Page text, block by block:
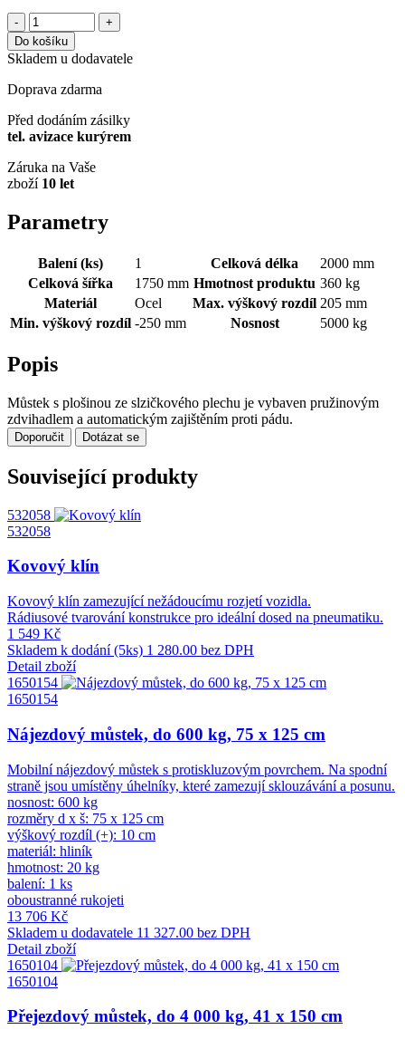
-
+
Do košíku
Skladem u dodavatele
Doprava zdarma
Před dodáním zásilky
tel. avizace kurýrem
Záruka na Vaše
zboží 10 let
Parametry
Balení (ks) 1 Celková délka
2000 mm
Celková šířka
1750 mm Hmotnost produktu 360 kg
Materiál
Ocel Max. výškový rozdíl 205 mm
Min. výškový rozdíl -250 mm Nosnost 5000 kg
Popis
Můstek s plošinou ze slzičkového plechu je vybaven pružinovým
zdvihadlem a automatickým zajištěním proti pádu.
Doporučit Dotázat se
Související produkty
532058
532058
Kovový klín
Kovový klín zamezující nežádoucímu rozjetí vozidla.
Rádiusové tvarování konstrukce pro ideální dosed na pneumatiku.
1 549 Kč
Skladem k dodání (5ks) 1 280.00 bez DPH
Detail zboží
1650154
1650154
Nájezdový můstek, do 600 kg, 75 x 125 cm
Mobilní nájezdový můstek s protiskluzovým povrchem. Na spodní
straně jsou umístěny úhelníky, které zamezují sklouzávání a posunu.
nosnost: 600 kg
rozměry d x š: 75 x 125 cm
výškový rozdíl (+): 10 cm
materiál: hliník
hmotnost: 20 kg
balení: 1 ks
oboustranné rukojeti
13 706 Kč
Skladem u dodavatele 11 327.00 bez DPH
Detail zboží
1650104
1650104
Přejezdový můstek, do 4 000 kg, 41 x 150 cm